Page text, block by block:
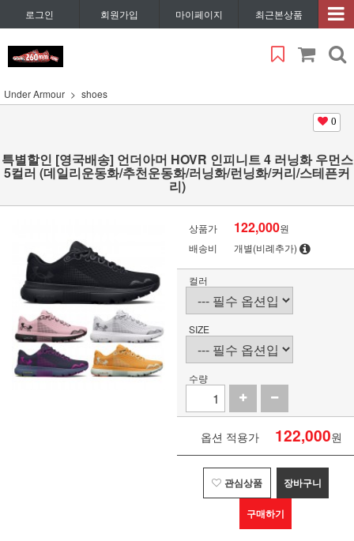
로그인 회원가입 마이페이지 최근본상품
Under Armour shoes
0
특별할인 [영국배송] 언더아머 HOVR 인피니트 4 러닝화 우먼스
5컬러 (데일리운동화/추천운동화/러닝화/런닝화/커리/스테픈커
리)
상품가 122,000원
배송비
개별(비례추가)
컬러
SIZE
수량
옵션 적용가 122,000원
관심상품 장바구니
구매하기